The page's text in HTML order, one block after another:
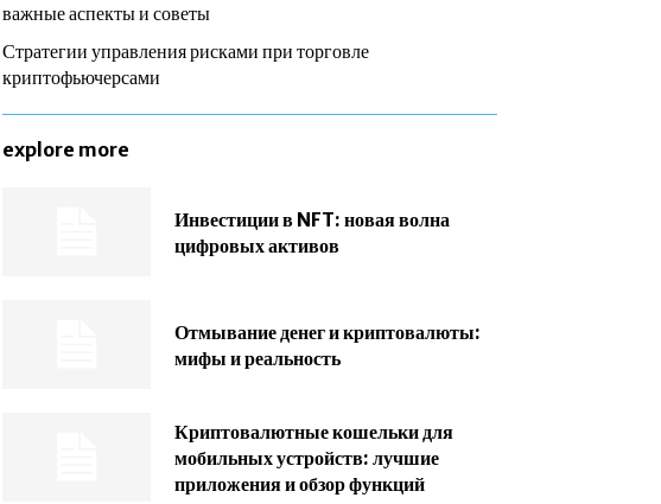
важные аспекты и советы
Стратегии управления рисками при торговле
криптофьючерсами
explore more
Инвестиции в NFT: новая волна
цифровых активов
Отмывание денег и криптовалюты:
мифы и реальность
Криптовалютные кошельки для
мобильных устройств: лучшие
приложения и обзор функций